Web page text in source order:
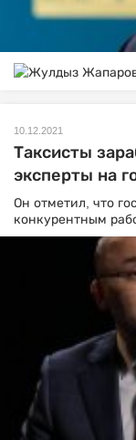
10.12.2021
Таксисты
эксперты на
Он отметил, что
конкурентным